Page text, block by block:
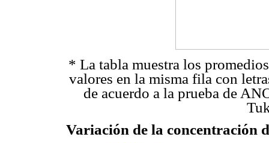
* La tabla muestra los
valores en la misma fila con
de acuerdo a la prueba de
Variación de la concentración